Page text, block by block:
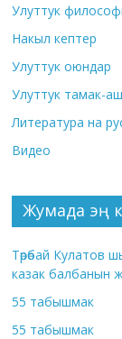
Улуттук
Накыл кептер
Улуттук оюндар
Улуттук тамак-аш
Литература на
Видео
Жумада эң
Төрөбай Кулатов
казак балбанын
55 табышмак
55 табышмак